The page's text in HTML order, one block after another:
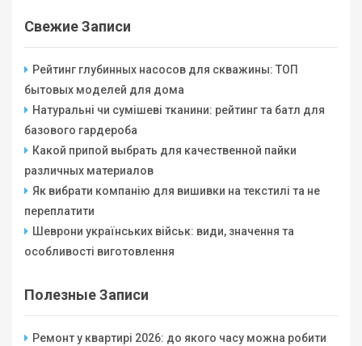
Свежие Записи
Рейтинг глубинных насосов для скважины: ТОП
бытовых моделей для дома
Натуральні чи сумішеві тканини: рейтинг та батл для
базового гардероба
Какой припой выбрать для качественной пайки
различных материалов
Як вибрати компанію для вишивки на текстилі та не
переплатити
Шеврони українських військ: види, значення та
особливості виготовлення
Полезные Записи
Ремонт у квартирі 2026: до якого часу можна робити